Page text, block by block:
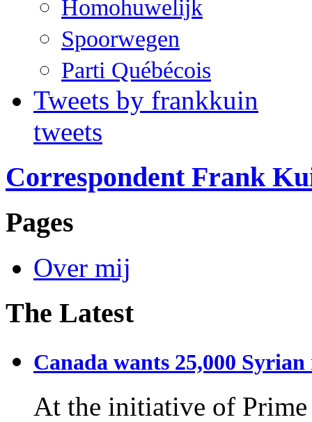
Homohuwelijk
Spoorwegen
Parti Québécois
Tweets by frankkuin
tweets
Correspondent Frank
Pages
Over mij
The Latest
Canada wants 25,000 Syrian
At the initiative of Prime